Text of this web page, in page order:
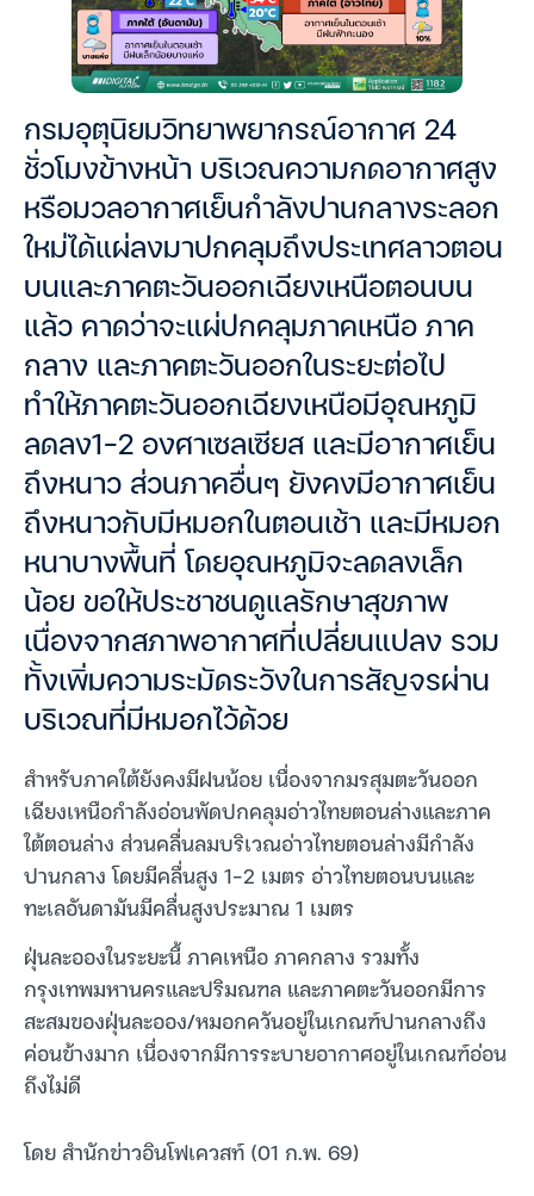
กรมอุตุนิยมวิทยาพยากรณ์อากาศ 24
ชั่วโมงข้างหน้า บริเวณความกดอากาศสูง
หรือมวลอากาศเย็นกำลังปานกลางระลอก
ใหม่ได้แผ่ลงมาปกคลุมถึงประเทศลาวตอน
บนและภาคตะวันออกเฉียงเหนือตอนบน
แล้ว คาดว่าจะแผ่ปกคลุมภาคเหนือ ภาค
กลาง และภาคตะวันออกในระยะต่อไป
ทำให้ภาคตะวันออกเฉียงเหนือมีอุณหภูมิ
ลดลง1-2 องศาเซลเซียส และมีอากาศเย็น
ถึงหนาว ส่วนภาคอื่นๆ ยังคงมีอากาศเย็น
ถึงหนาวกับมีหมอกในตอนเช้า และมีหมอก
หนาบางพื้นที่ โดยอุณหภูมิจะลดลงเล็ก
น้อย ขอให้ประชาชนดูแลรักษาสุขภาพ
เนื่องจากสภาพอากาศที่เปลี่ยนแปลง รวม
ทั้งเพิ่มความระมัดระวังในการสัญจรผ่าน
บริเวณที่มีหมอกไว้ด้วย
สำหรับภาคใต้ยังคงมีฝนน้อย เนื่องจากมรสุมตะวันออก
เฉียงเหนือกำลังอ่อนพัดปกคลุมอ่าวไทยตอนล่างและภาค
ใต้ตอนล่าง ส่วนคลื่นลมบริเวณอ่าวไทยตอนล่างมีกำลัง
ปานกลาง โดยมีคลื่นสูง 1-2 เมตร อ่าวไทยตอนบนและ
ทะเลอันดามันมีคลื่นสูงประมาณ 1 เมตร
ฝุ่นละอองในระยะนี้ ภาคเหนือ ภาคกลาง รวมทั้ง
กรุงเทพมหานครและปริมณฑล และภาคตะวันออกมีการ
สะสมของฝุ่นละออง/หมอกควันอยู่ในเกณฑ์ปานกลางถึง
ค่อนข้างมาก เนื่องจากมีการระบายอากาศอยู่ในเกณฑ์อ่อน
ถึงไม่ดี
โดย สำนักข่าวอินโฟเควสท์ (01 ก.พ. 69)